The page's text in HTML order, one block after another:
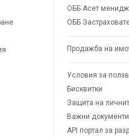
ОББ Асет
ОББ
Продажба на
Условия за
Бисквитки
Защита на
Важни документи
API портал за